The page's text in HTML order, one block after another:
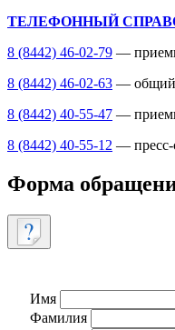
ТЕЛЕФОННЫЙ
8 (8442) 46-02-79 —
8 (8442) 46-02-63 — общий
8 (8442) 40-55-47 —
8 (8442) 40-55-12 — пресс-
Форма
Имя
Фамилия